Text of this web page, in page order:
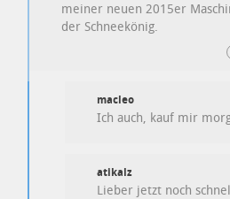
meiner neuen 2015er
der Schneekönig.
macleo
Ich auch, kauf mir
atikalz
Lieber jetzt noch